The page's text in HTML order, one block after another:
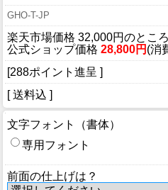
GHO-T-JP
楽天市場価格 32,000円のところ
公式ショップ価格 28,800円 (消
[288ポイント進呈 ]
[ 送料込 ]
文字フォント（書体）
専用フォント
前面の仕上げは？